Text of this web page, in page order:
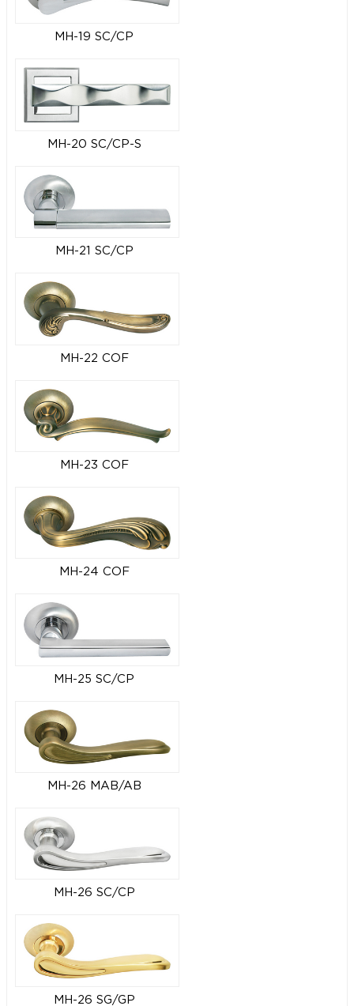
MH-19 SC/CP
MH-20 SC/CP-S
MH-21 SC/CP
MH-22 COF
MH-23 COF
MH-24 COF
MH-25 SC/CP
MH-26 MAB/AB
MH-26 SC/CP
MH-26 SG/GP